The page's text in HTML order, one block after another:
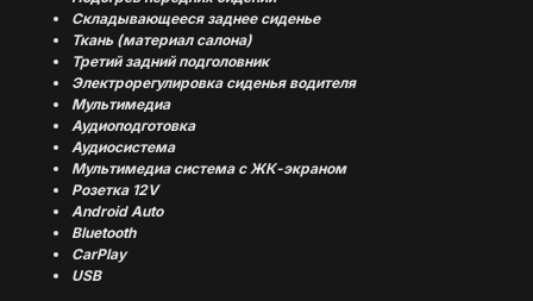
Складывающееся заднее сиденье
Ткань (материал салона)
Третий задний подголовник
Электрорегулировка сиденья водителя
Мультимедиа
Аудиоподготовка
Аудиосистема
Мультимедиа система с ЖК-экраном
Розетка 12V
Android Auto
Bluetooth
CarPlay
USB
МНЕНИЕ ДОВОЛЬНЫХ
КЛИЕНТОВ — ГЛАВНЫЙ
ПОКАЗАТЕЛЬ КАЧЕСТВА
НАШЕЙ РАБОТЫ